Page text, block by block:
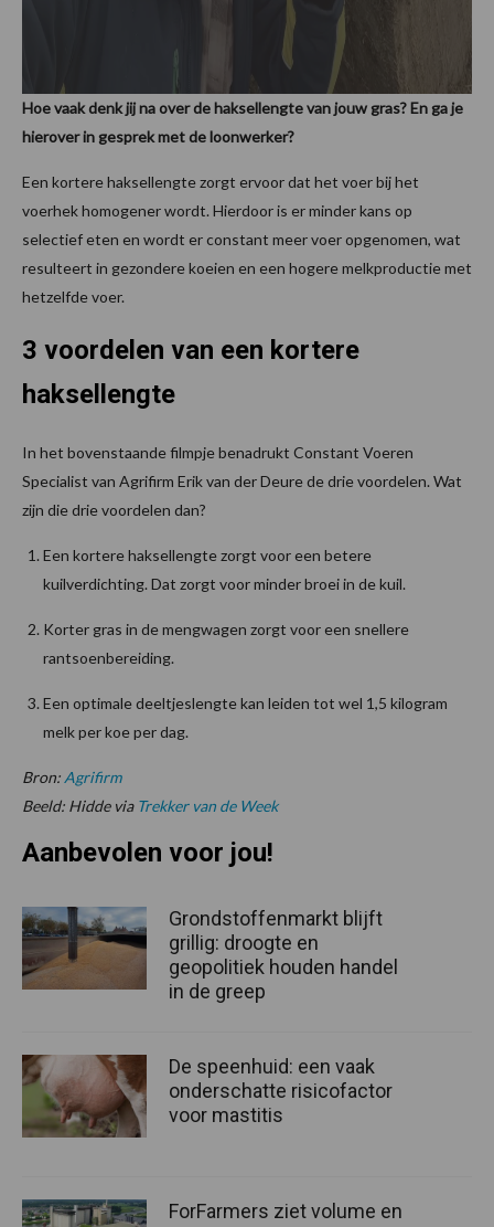
Hoe vaak denk jij na over de haksellengte van jouw gras? En ga je
hierover in gesprek met de loonwerker?
Een kortere haksellengte zorgt ervoor dat het voer bij het
voerhek homogener wordt. Hierdoor is er minder kans op
selectief eten en wordt er constant meer voer opgenomen, wat
resulteert in gezondere koeien en een hogere melkproductie met
hetzelfde voer.
3 voordelen van een kortere
haksellengte
In het bovenstaande filmpje benadrukt Constant Voeren
Specialist van Agrifirm Erik van der Deure de drie voordelen. Wat
zijn die drie voordelen dan?
Een kortere haksellengte zorgt voor een betere
kuilverdichting. Dat zorgt voor minder broei in de kuil.
Korter gras in de mengwagen zorgt voor een snellere
rantsoenbereiding.
Een optimale deeltjeslengte kan leiden tot wel 1,5 kilogram
melk per koe per dag.
Bron: Agrifirm
Beeld: Hidde via Trekker van de Week
Aanbevolen voor jou!
Grondstoffenmarkt blijft
grillig: droogte en
geopolitiek houden handel
in de greep
De speenhuid: een vaak
onderschatte risicofactor
voor mastitis
ForFarmers ziet volume en